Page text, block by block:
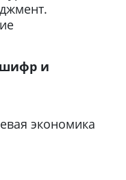
и
экономика